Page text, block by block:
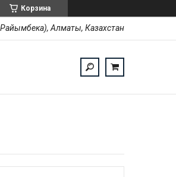
Корзина
Алматы, Казахстан